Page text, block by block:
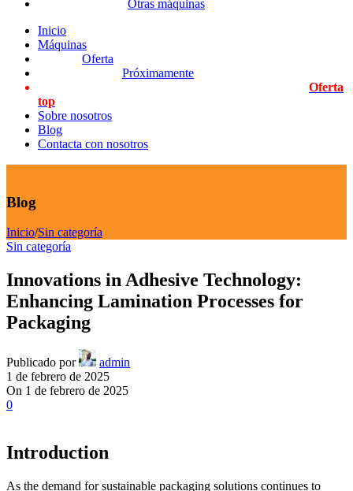
Otras máquinas
Inicio
Máquinas
Oferta
Próximamente
Oferta
top
Sobre nosotros
Blog
Contacta con nosotros
Blog
Inicio/Sin categoría
Sin categoría
Innovations in Adhesive Technology:
Enhancing Lamination Processes for
Packaging
Publicado por
admin
1 de febrero de 2025
On 1 de febrero de 2025
0
Introduction
As the demand for sustainable packaging solutions continues to